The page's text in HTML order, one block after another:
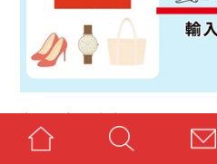
中国輸入で成功するには、信
とが第一歩です。ここでは